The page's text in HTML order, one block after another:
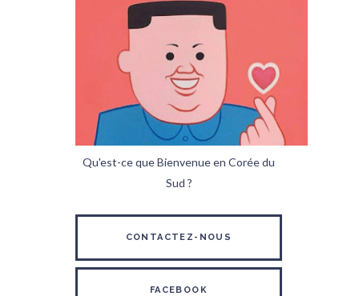
Qu'est-ce que Bienvenue en Corée du
Sud ?
CONTACTEZ-NOUS
FACEBOOK